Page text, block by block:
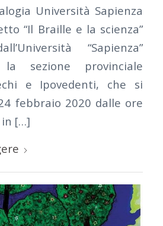
Università Sapienza
“Il Braille e la scienza”
“Sapienza”
sezione provinciale
e Ipovedenti, che si
febbraio 2020 dalle ore
in […]